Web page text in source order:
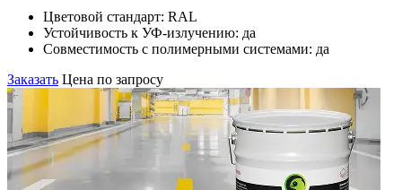
Цветовой стандарт: RAL
Устойчивость к УФ-излучению: да
Совместимость с полимерными системами: да
Заказать Цена по запросу